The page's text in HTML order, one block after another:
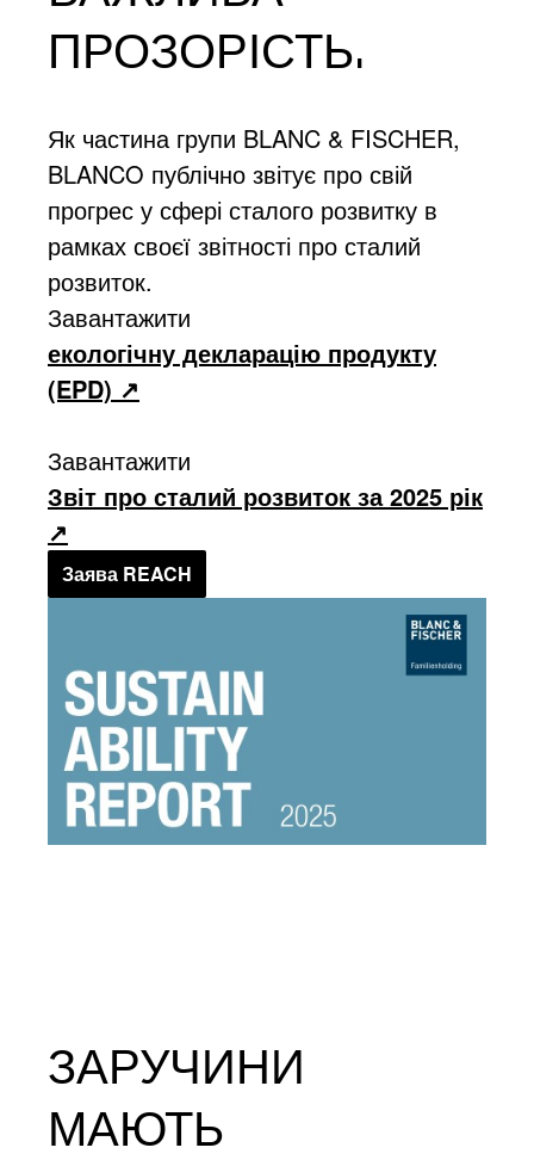
ПРОЗОРІСТЬ.
Як частина групи BLANC & FISCHER,
BLANCO публічно звітує про свій
прогрес у сфері сталого розвитку в
рамках своєї звітності про сталий
розвиток.
Завантажити
екологічну декларацію продукту
(EPD)
Завантажити
Звіт про сталий розвиток за 2025 рік
Заява REACH
ЗАРУЧИНИ
МАЮТЬ